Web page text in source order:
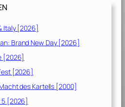
Italy [2026]
Brand New Day [2026]
[2026]
[2026]
des Kartells [2000]
5 [2026]